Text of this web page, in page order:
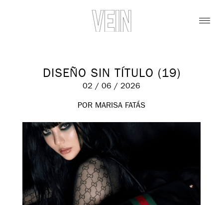
DISEÑO SIN TÍTULO (19)
02 / 06 / 2026
POR MARISA FATÁS